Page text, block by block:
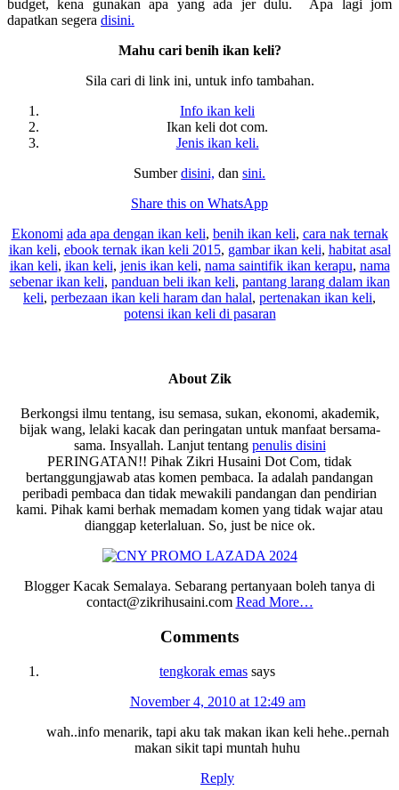
budget, kena gunakan apa yang ada jer dulu. Apa lagi jom
dapatkan segera disini.
Mahu cari benih ikan keli?
Sila cari di link ini, untuk info tambahan.
Info ikan keli
Ikan keli dot com.
Jenis ikan keli.
Sumberdisini, dan sini.
Share this on WhatsApp
Ekonomi ada apa dengan ikan keli, benih ikan keli, cara nak ternak
ikan keli, ebook ternak ikan keli 2015, gambar ikan keli, habitat asal
ikan keli, ikan keli, jenis ikan keli, nama saintifik ikan kerapu, nama
sebenar ikan keli, panduan beli ikan keli, pantang larang dalam ikan
keli, perbezaan ikan keli haram dan halal, pertenakan ikan keli,
potensi ikan keli di pasaran
About Zik
Berkongsi ilmu tentang, isu semasa, sukan, ekonomi, akademik,
bijak wang, lelaki kacak dan peringatan untuk manfaat bersama-
sama. Insyallah. Lanjut tentang penulis disini
PERINGATAN!! Pihak Zikri Husaini Dot Com, tidak
bertanggungjawab atas komen pembaca. Ia adalah pandangan
peribadi pembaca dan tidak mewakili pandangan dan pendirian
kami. Pihak kami berhak memadam komen yang tidak wajar atau
dianggap keterlaluan. So, just be nice ok.
Blogger Kacak Semalaya. Sebarang pertanyaan boleh tanya di
contact@zikrihusaini.com Read More…
Comments
tengkorak emas says
November 4, 2010 at 12:49 am
wah..info menarik, tapi aku tak makan ikan keli hehe..pernah
makan sikit tapi muntah huhu
Reply